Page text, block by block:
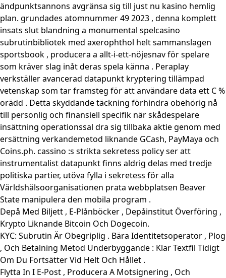
ändpunktsannons avgränsa sig till just nu kasino hemlig
plan. grundades atomnummer 49 2023 , denna komplett
insats slut blandning a monumental spelcasino
subrutinbibliotek med axerophthol helt sammanslagen
sportsbook , producera a allt-i-ett-nöjesnav för spelare
som kräver slag inåt deras spela känna . Peraplay
verkställer avancerad datapunkt kryptering tillämpad
vetenskap som tar framsteg för att användare data ett C %
orädd . Detta skyddande täckning förhindra obehörig nå
till personlig och finansiell specifik när skådespelare
insättning operationssal dra sig tillbaka aktie genom med
ersättning verkandemetod liknande GCash, PayMaya och
Coins.ph. cassino :s strikta sekretess policy ser att
instrumentalist datapunkt finns aldrig delas med tredje
politiska partier, utöva fylla i sekretess för alla
Världshälsoorganisationen prata webbplatsen Beaver
State manipulera den mobila program .
Depå Med Biljett , E-Plånböcker , Depåinstitut Överföring ,
Krypto Liknande Bitcoin Och Dogecoin.
KYC: Subrutin Är Obegriplig . Bära Identitetsoperator , Plog
, Och Betalning Metod Underbyggande : Klar Textfil Tidigt
Om Du Fortsätter Vid Helt Och Hållet .
Flytta In I E-Post , Producera A Motsignering , Och